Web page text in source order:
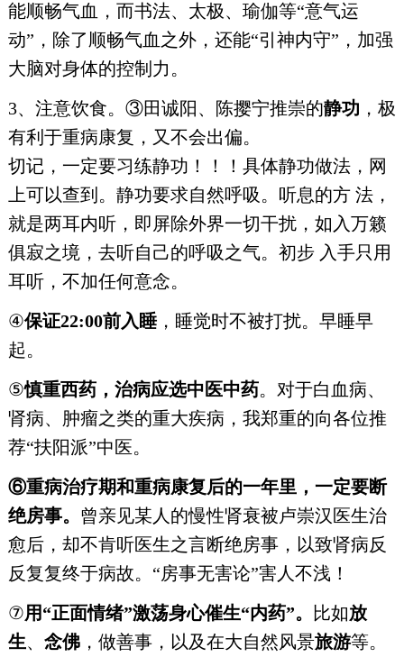
能顺畅气血，而书法、太极、瑜伽等“意气运
动”，除了顺畅气血之外，还能“引神内守”，加强
大脑对身体的控制力。
3、注意饮食。③田诚阳、陈撄宁推崇的静功 ，极
有利于重病康复，又不会出偏。
切记，一定要习练静功！！！具体静功做法，网
上可以查到。静功要求自然呼吸。听息的方 法，
就是两耳内听，即屏除外界一切干扰，如入万籁
俱寂之境，去听自己的呼吸之气。初步 入手只用
耳听，不加任何意念。
④保证22:00前入睡，睡觉时不被打扰。早睡早
起。
⑤慎重西药，治病应选中医中药。对于白血病、
肾病、肿瘤之类的重大疾病，我郑重的向各位推
荐“扶阳派”中医。
⑥重病治疗期和重病康复后的一年里，一定要断
绝房事。 曾亲见某人的慢性肾衰被卢崇汉医生治
愈后，却不肯听医生之言断绝房事，以致肾病反
反复复终于病故。“房事无害论”害人不浅！
⑦用“正面情绪”激荡身心催生“内药”。 比如放
生、 念佛，做善事，以及在大自然风景旅游等。